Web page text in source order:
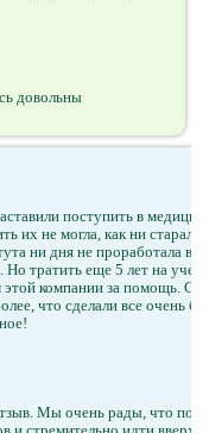
довольны
поступить в
их не могла, как ни
ни дня не проработала
тратить еще 5 лет на
компании за помощь.
что сделали все
Мы очень рады, что